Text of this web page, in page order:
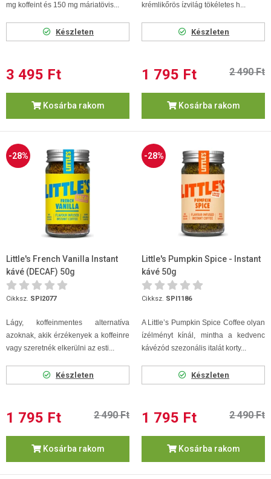
mg koffeint és 150 mg máriatövis...
Készleten
3 495 Ft
Kosárba rakom
krémlikőrös ízvilág tökéletes h...
Készleten
1 795 Ft 2 490 Ft
Kosárba rakom
-28%
Little's French Vanilla Instant
kávé (DECAF) 50g
Cikksz. SPI2077
Lágy, koffeinmentes alternatíva
azoknak, akik érzékenyek a koffeinre
vagy szeretnék elkerülni az esti...
Készleten
1 795 Ft 2 490 Ft
Kosárba rakom
-28%
Little's Pumpkin Spice - Instant
kávé 50g
Cikksz. SPI1186
A Little’s Pumpkin Spice Coffee olyan
ízélményt kínál, mintha a kedvenc
kávézód szezonális italát korty...
Készleten
1 795 Ft 2 490 Ft
Kosárba rakom